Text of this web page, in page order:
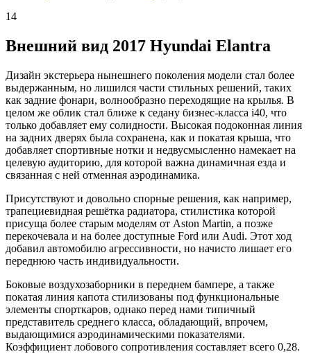
14
Внешний вид 2017 Hyundai Elantra
Дизайн экстерьера нынешнего поколения модели стал более
выдержанным, но лишился части стильных решений, таких
как задние фонари, волнообразно переходящие на крылья. В
целом же облик стал ближе к седану бизнес-класса i40, что
только добавляет ему солидности. Высокая подоконная линия
на задних дверях была сохранена, как и покатая крыша, что
добавляет спортивные нотки и недвусмысленно намекает на
целевую аудиторию, для которой важна динамичная езда и
связанная с ней отменная аэродинамика.
Присутствуют и довольно спорные решения, как например,
трапециевидная решётка радиатора, стилистика которой
присуща более старым моделям от Aston Martin, а позже
перекочевала и на более доступные Ford или Audi. Этот ход
добавил автомобилю агрессивности, но начисто лишает его
переднюю часть индивидуальности.
Боковые воздухозаборники в переднем бампере, а также
покатая линия капота стилизованы под функциональные
элементы спорткаров, однако перед нами типичный
представитель среднего класса, обладающий, впрочем,
выдающимися аэродинамическими показателями.
Коэффициент лобового сопротивления составляет всего 0,28.